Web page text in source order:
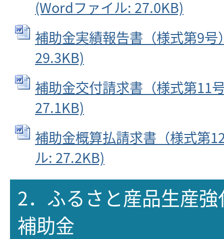
(Wordファイル: 27.0KB)
補助金実績報告書（様式第9
29.3KB)
補助金交付請求書（様式第11
27.1KB)
補助金概算払請求書（様式第
ル: 27.2KB)
2．ふるさと産品生産
補助金